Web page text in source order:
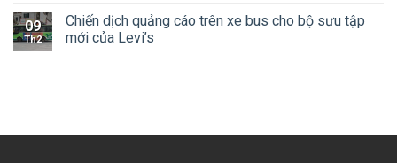
09
Th2
Chiến dịch quảng cáo trên xe bus cho bộ sưu tập
mới của Levi’s